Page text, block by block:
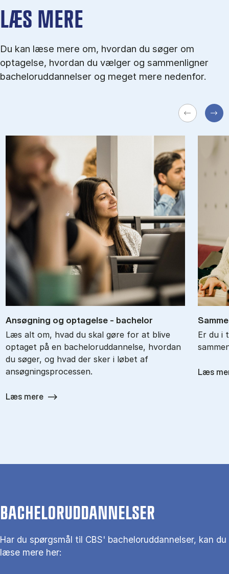
LÆS MERE
Du kan læse mere om, hvordan du søger om
optagelse, hvordan du vælger og sammenligner
bacheloruddannelser og meget mere nedenfor.
An­søg­ning og op­ta­gel­se - ba­chel­or
Læs alt om, hvad du skal gøre for at blive
optaget på en bacheloruddannelse, hvordan
du søger, og hvad der sker i løbet af
ansøgningsprocessen.
Læs mere
Er du i
Læs
BACHELORUDDANNELSER
Har du spørgsmål til CBS' bacheloruddannelser, kan du
læse mere her: